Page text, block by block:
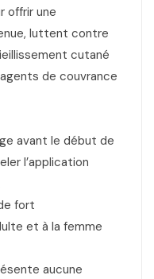
offrir une
luttent contre
cutané
de couvrance
avant le début de
l’application
fort
et à la femme
aucune